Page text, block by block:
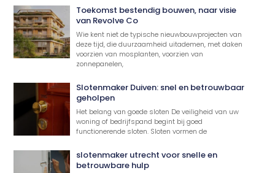
Toekomst bestendig bouwen, naar visie
van Revolve Co
Wie kent niet de typische nieuwbouwprojecten van
deze tijd, die duurzaamheid uitademen, met daken
voorzien van mosplanten, voorzien van
zonnepanelen,
Slotenmaker Duiven: snel en betrouwbaar
geholpen
Het belang van goede sloten De veiligheid van uw
woning of bedrijfspand begint bij goed
functionerende sloten. Sloten vormen de
slotenmaker utrecht voor snelle en
betrouwbare hulp